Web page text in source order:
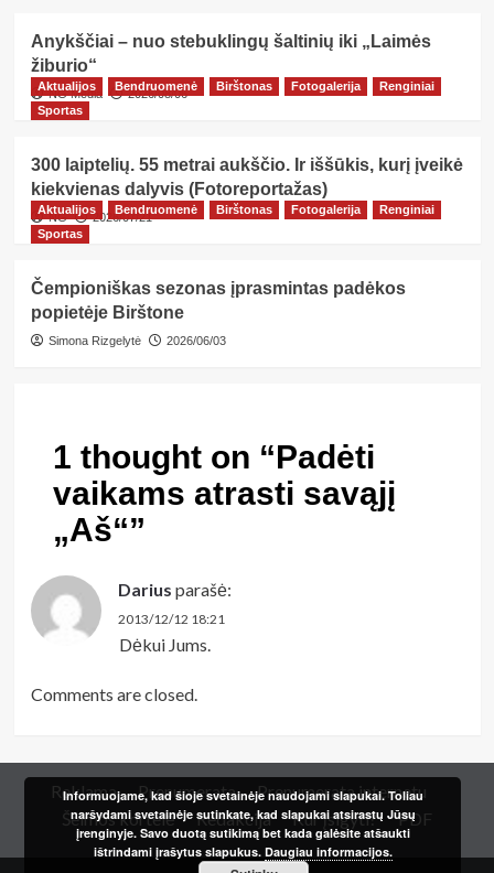
Anykščiai – nuo stebuklingų šaltinių iki „Laimės
žiburio“
NG Media 2026/08/06
Aktualijos Bendruomenė Birštonas Fotogalerija
Renginiai
Sportas
300 laiptelių. 55 metrai aukščio. Ir iššūkis, kurį įveikė
kiekvienas dalyvis (Fotoreportažas)
NG 2026/07/21
Aktualijos Bendruomenė Birštonas Fotogalerija
Renginiai
Sportas
Čempioniškas sezonas įprasmintas padėkos
popietėje Birštone
Simona Rizgelytė 2026/06/03
1 thought on “Padėti
vaikams atrasti savąjį
„Aš“”
Darius parašė:
2013/12/12 18:21
Dėkui Jums.
Comments are closed.
Reklama Prenumerata
Prenumerata internetu
Šeimos kortelė
Redakcija Kur įsigyti? PDF
Informuojame, kad šioje svetainėje naudojami slapukai. Toliau
naršydami svetainėje sutinkate, kad slapukai atsirastų Jūsų
įrenginyje. Savo duotą sutikimą bet kada galėsite atšaukti
ištrindami įrašytus slapukus. Daugiau informacijos.